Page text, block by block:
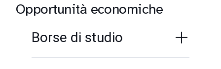
Opportunità economiche
Borse di studio